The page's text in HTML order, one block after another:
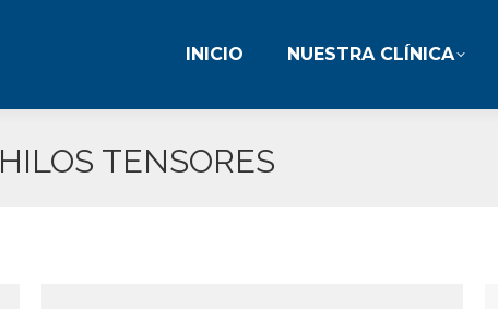
INICIO NUESTRA CLÍNICA
HILOS TENSORES
INICIO NUESTRA CLÍNICA